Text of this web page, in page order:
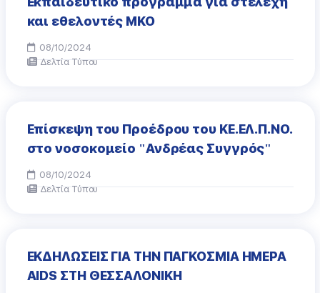
και εθελοντές ΜΚΟ
08/10/2024
Δελτία Τύπου
Επίσκεψη του Προέδρου του ΚΕ.ΕΛ.Π.ΝΟ.
στο νοσοκομείο "Ανδρέας Συγγρός"
08/10/2024
Δελτία Τύπου
ΕΚΔΗΛΩΣΕΙΣ ΓΙΑ ΤΗΝ ΠΑΓΚΟΣΜΙΑ ΗΜΕΡΑ
AIDS ΣΤΗ ΘΕΣΣΑΛΟΝΙΚΗ